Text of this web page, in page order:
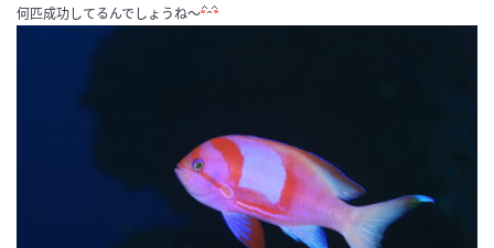
何匹成功してるんでしょうね〜